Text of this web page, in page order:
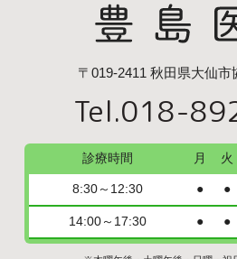
〒019-2411 秋田県大仙市
Tel.018-
診療時間 月 火
8:30～12:30 ● ●
14:00～17:30 ● ●